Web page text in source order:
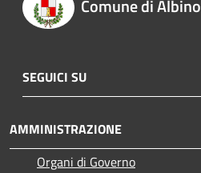
Comune di Albino
SEGUICI SU
AMMINISTRAZIONE
Organi di Governo